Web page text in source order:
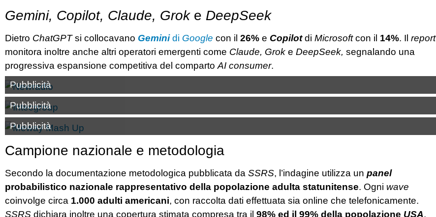
Gemini, Copilot, Claude, Grok e DeepSeek
Dietro ChatGPTsi collocavano Gemini di Google con il 26% e Copilotdi Microsoftcon il 14%. Il report
monitora inoltre anche altri operatori emergenti come Claude, Grok e DeepSeek, segnalando una
progressiva espansione competitiva del comparto AI consumer.
Pubblicità
Pubblicità
Pubblicità
Campione nazionale e metodologia
Secondo la documentazione metodologica pubblicata da SSRS, l’indagine utilizza un panel
probabilistico nazionale rappresentativo della popolazione adulta statunitense. Ogni wave
coinvolge circa 1.000 adulti americani, con raccolta dati effettuata sia online che telefonicamente.
SSRS dichiara inoltre una copertura stimata compresa tra il 98% ed il 99% della popolazione USA,